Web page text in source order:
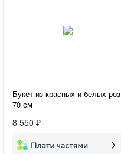
Букет из красных и белых роз
70 см
8 550 ₽